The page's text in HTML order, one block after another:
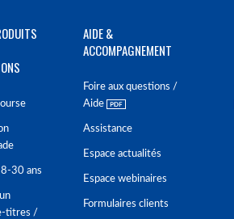
30 ans
titres /
AIDE &
ACCOMPAGNEMENT
Foire aux questions /
Aide
Assistance
Espace actualités
Espace webinaires
Formulaires clients